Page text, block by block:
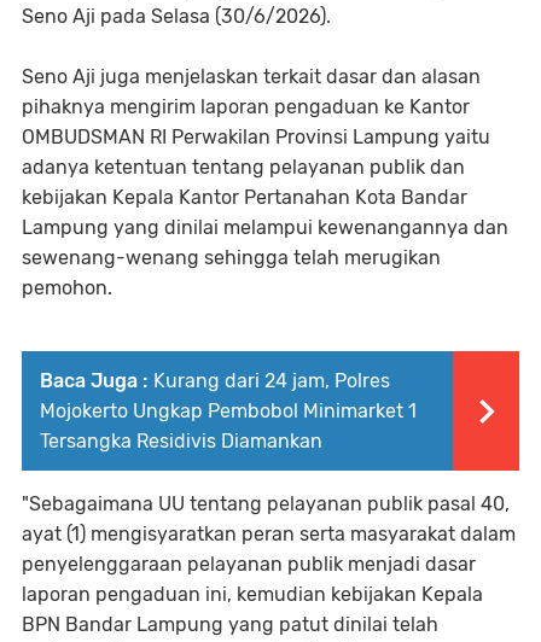
Seno Aji pada Selasa (30/6/2026).
Seno Aji juga menjelaskan terkait dasar dan alasan
pihaknya mengirim laporan pengaduan ke Kantor
OMBUDSMAN RI Perwakilan Provinsi Lampung yaitu
adanya ketentuan tentang pelayanan publik dan
kebijakan Kepala Kantor Pertanahan Kota Bandar
Lampung yang dinilai melampui kewenangannya dan
sewenang-wenang sehingga telah merugikan
pemohon.
Baca Juga : Kurang dari 24 jam, Polres
Mojokerto Ungkap Pembobol Minimarket 1
Tersangka Residivis Diamankan
"Sebagaimana UU tentang pelayanan publik pasal 40,
ayat (1) mengisyaratkan peran serta masyarakat dalam
penyelenggaraan pelayanan publik menjadi dasar
laporan pengaduan ini, kemudian kebijakan Kepala
BPN Bandar Lampung yang patut dinilai telah